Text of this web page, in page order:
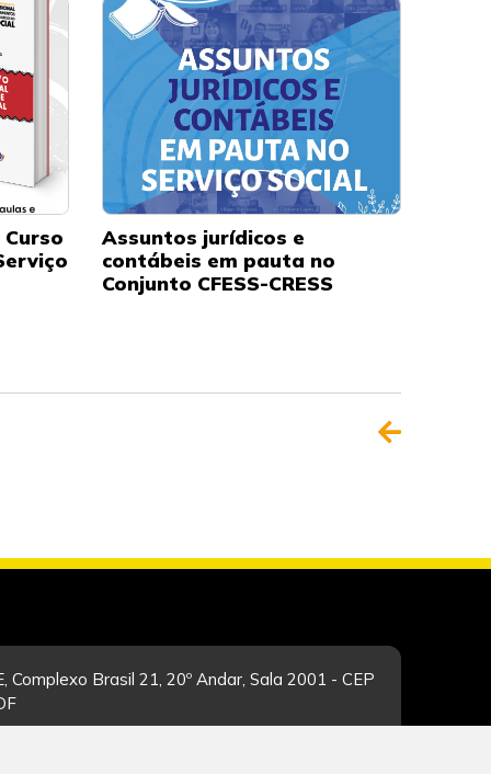
Assuntos jurídicos e
contábeis em pauta no
Conjunto CFESS-CRESS
Complexo Brasil 21, 20º Andar, Sala 2001 - CEP